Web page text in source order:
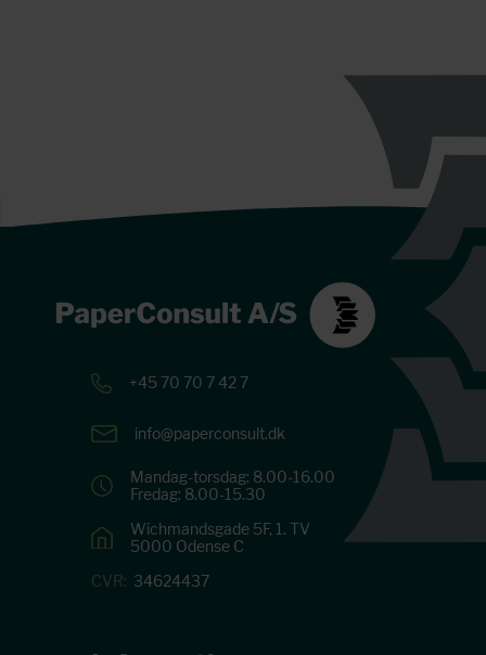
+45 70 70 7 42 7
info@paperconsult.dk
Mandag-torsdag: 8.00-16.00
Fredag: 8.00-15.30
Wichmandsgade 5F, 1. TV
5000 Odense C
CVR: 34624437